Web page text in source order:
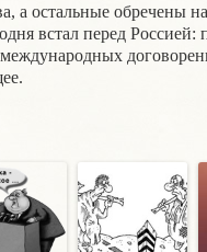
а остальные обречены
встал перед
международных